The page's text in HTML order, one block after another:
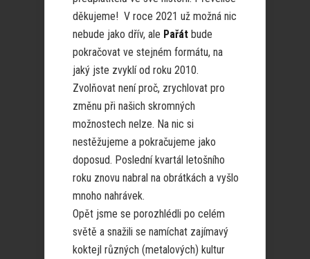
děkujeme! V roce 2021 už možná nic
nebude jako dřív, ale Pařát bude
pokračovat ve stejném formátu, na
jaký jste zvyklí od roku 2010.
Zvolňovat není proč, zrychlovat pro
změnu při našich skromných
možnostech nelze. Na nic si
nestěžujeme a pokračujeme jako
doposud. Poslední kvartál letošního
roku znovu nabral na obrátkách a vyšlo
mnoho nahrávek.
Opět jsme se porozhlédli po celém
světě a snažili se namíchat zajímavý
koktejl různých (metalových) kultur